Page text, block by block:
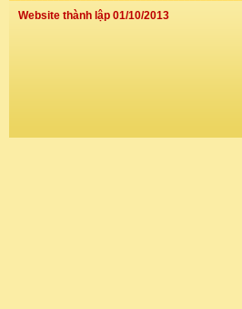
Website thành lập 01/10/2013